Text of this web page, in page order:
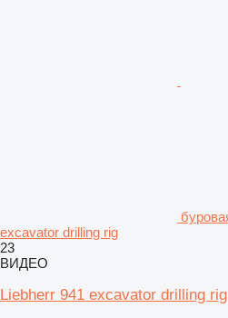
excavator drilling rig
23
ВИДЕО
Liebherr 941 excavator drilling rig